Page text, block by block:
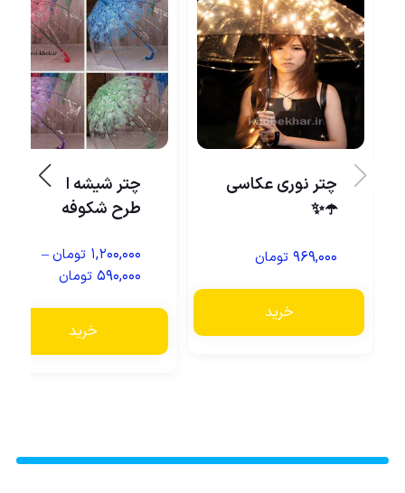
چتر نوری عکاسی
☂️✨
۹۶۹,۰۰۰ تومان
خرید
چتر شیشه ای
طرح شکوفه
۱,۲۰۰,۰۰۰ تومان–
۵۹۰,۰۰۰ تومان
خرید